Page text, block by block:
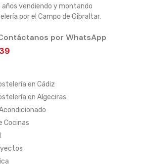
años vendiendo y montando
por el Campo de Gibraltar.
por WhatsApp
en Cádiz
en Algeciras
Cocinas